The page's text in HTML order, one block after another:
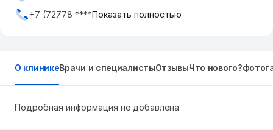
+7 (72778 ****Показать полностью
О клиникеВрачи и специалистыОтзывыЧто нового?
Подробная информация не добавлена